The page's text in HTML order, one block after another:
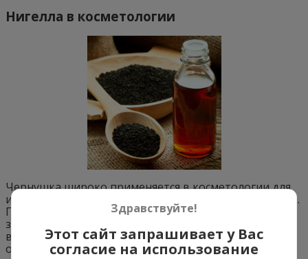
Нигелла в косметологии
Чернушка широко применяется в косметологии для
изготовления отваров, мазей и косметических масок.
Перемолотые семена растения придают коже
здоровый вид, избавляют ее от прыщей, угрей и
высыпания. Если муку из семян нигеллы смешать с
оливковым маслом, мы получим народное средство
Здравствуйте!
Этот сайт запрашивает у Вас
согласие на использование